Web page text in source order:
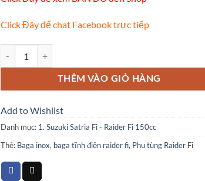
Click Đây để chat Facebook trực tiếp
THÊM VÀO GIỎ HÀNG
Add to Wishlist
Danh mục: 1. Suzuki Satria Fi - Raider Fi 150cc
Thẻ: Baga inox, baga tĩnh điện raider fi, Phụ tùng Raider Fi